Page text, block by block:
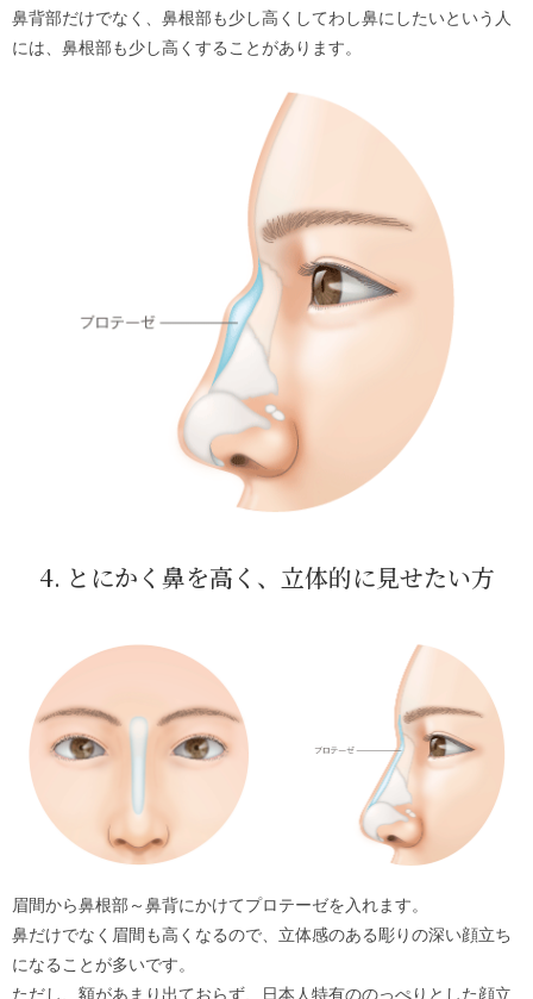
鼻背部だけでなく、鼻根部も少し高くしてわし鼻にしたいという人
には、鼻根部も少し高くすることがあります。
4. とにかく鼻を高く、立体的に見せたい方
眉間から鼻根部～鼻背にかけてプロテーゼを入れます。
鼻だけでなく眉間も高くなるので、立体感のある彫りの深い顔立ち
になることが多いです。
ただし、額があまり出ておらず、日本人特有ののっぺりとした顔立